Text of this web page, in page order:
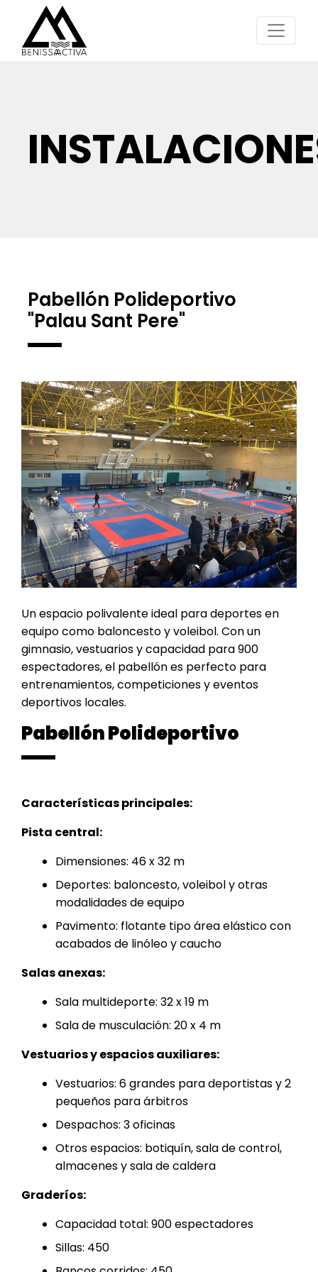
Pabellón Polideportivo
"Palau Sant Pere"
Un espacio polivalente ideal para deportes en
equipo como baloncesto y voleibol. Con un
gimnasio, vestuarios y capacidad para 900
espectadores, el pabellón es perfecto para
entrenamientos, competiciones y eventos
deportivos locales.
Pabellón Polideportivo
Características principales:
Pista central:
Dimensiones: 46 x 32 m
Deportes: baloncesto, voleibol y otras
modalidades de equipo
Pavimento: flotante tipo área elástico con
acabados de linóleo y caucho
Salas anexas:
Sala multideporte: 32 x 19 m
Sala de musculación: 20 x 4 m
Vestuarios y espacios auxiliares:
Vestuarios: 6 grandes para deportistas y 2
pequeños para árbitros
Despachos: 3 oficinas
Otros espacios: botiquín, sala de control,
almacenes y sala de caldera
Graderíos:
Capacidad total: 900 espectadores
Sillas: 450